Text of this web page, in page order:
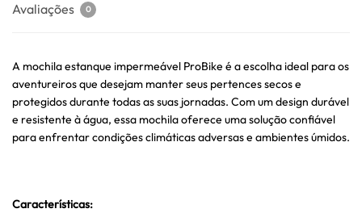
Avaliações 0
A mochila estanque impermeável ProBike é a escolha ideal para os
aventureiros que desejam manter seus pertences secos e
protegidos durante todas as suas jornadas. Com um design durável
e resistente à água, essa mochila oferece uma solução confiável
para enfrentar condições climáticas adversas e ambientes úmidos.
Características: